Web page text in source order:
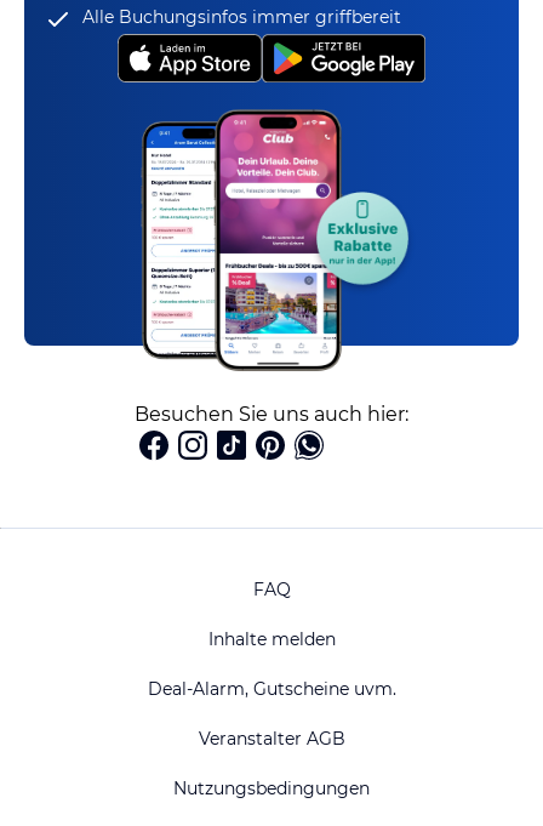
Alle Buchungsinfos immer griffbereit
Besuchen Sie uns auch hier:
FAQ
Inhalte melden
Deal-Alarm, Gutscheine uvm.
Veranstalter AGB
Nutzungsbedingungen